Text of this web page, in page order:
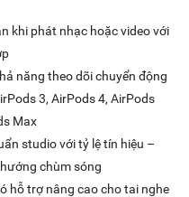
khi phát nhạc hoặc video với
năng theo dõi chuyển động
3, AirPods 4, AirPods
Max
studio với tỷ lệ tín hiệu –
chùm sóng
hỗ trợ nâng cao cho tai nghe